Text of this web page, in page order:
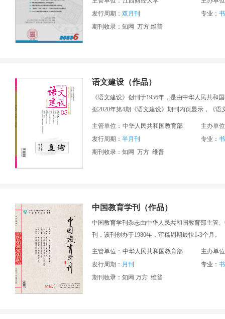
发行周期： 双月刊 专业：
期刊收录：知网 万方 维普
语文建设（作品）
《语文建设》创刊于1956年，是由中华人民共
据2020年第4期《语文建设》期刊内页显示，《
主管单位： 中华人民共和国教育部
主办单
发行周期： 半月刊 专业：
期刊收录：知网 万方 维普
中国教育学刊（作品）
中国教育学刊杂志由中华人民共和国教育部主管
刊，该刊创办于1980年，审稿周期最快1-3个月。
主管单位： 中华人民共和国教育部
主办单
发行周期： 月刊 专业：
期刊收录：知网 万方 维普